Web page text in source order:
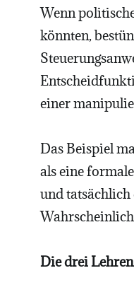
Wenn
könnten,
einer
Das Beispiel
als eine
und
Die drei